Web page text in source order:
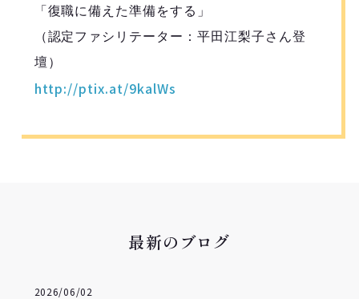
「復職に備えた準備をする」
（認定ファシリテーター：平田江梨子さん登
壇）
http://ptix.at/9kalWs
最新のブログ
2026/06/02